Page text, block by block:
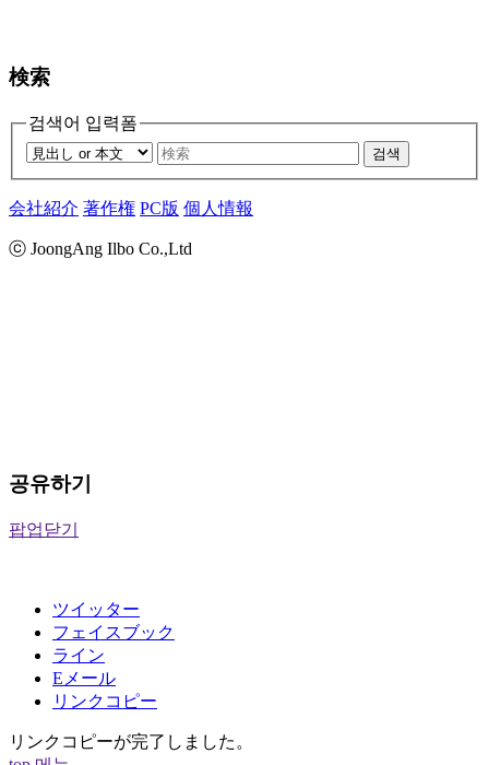
検索
검색어 입력폼
검색
会社紹介 著作権 PC版 個人情報
ⓒ JoongAng Ilbo Co.,Ltd
공유하기
팝업닫기
ツイッター
フェイスブック
ライン
Eメール
リンクコピー
リンクコピーが完了しました。